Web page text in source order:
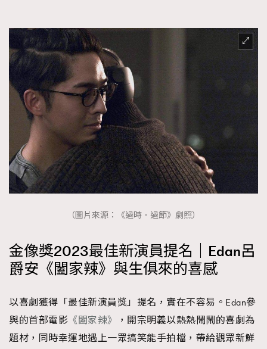
（圖片來源：《過時．過節》劇照）
金像獎2023最佳新演員提名｜Edan呂
爵安《闔家辣》與生俱來的喜感
以喜劇獲得「最佳新演員獎」提名，實在不容易。Edan參
與的首部電影 《闔家辣》
，開宗明義以熱熱鬧鬧的喜劇為
題材，同時幸運地遇上一眾搞笑能手拍檔，帶給觀眾新鮮